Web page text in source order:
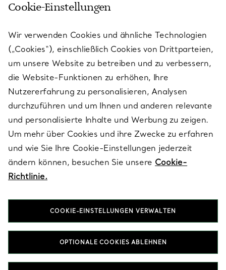
KUNDENSERVICE
SERVICES
ÜBER TIFFANY & CO.
RECHTLICHE HINWEISE
FOLGEN SIE UNS
T&Co. 2026
Cookie-Einstellungen
Wir verwenden Cookies und ähnliche Technologien
(„Cookies“), einschließlich Cookies von Drittparteien,
um unsere Website zu betreiben und zu verbessern,
die Website-Funktionen zu erhöhen, Ihre
Nutzererfahrung zu personalisieren, Analysen
durchzuführen und um Ihnen und anderen relevante
und personalisierte Inhalte und Werbung zu zeigen.
Um mehr über Cookies und ihre Zwecke zu erfahren
und wie Sie Ihre Cookie-Einstellungen jederzeit
ändern können, besuchen Sie unsere Cookie-
Richtlinie.
COOKIE-EINSTELLUNGEN VERWALTEN
OPTIONALE COOKIES ABLEHNEN